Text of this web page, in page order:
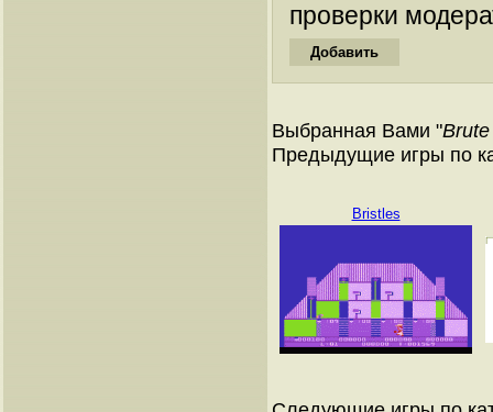
проверки
Выбранная Вами "
Предыдущие игры по
Bristles